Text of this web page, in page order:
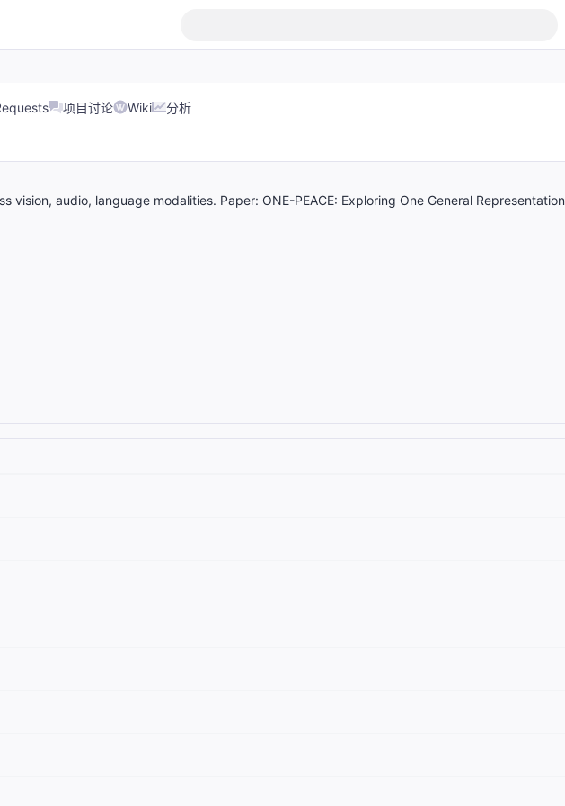
项目讨论 Wiki 分析
vision, audio, language modalities. Paper: ONE-PEACE: Exploring One General Representation